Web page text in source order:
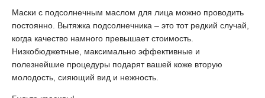
Маски с подсолнечным маслом для лица можно проводить
постоянно. Вытяжка подсолнечника – это тот редкий случай,
когда качество намного превышает стоимость.
Низкобюджетные, максимально эффективные и
полезнейшие процедуры подарят вашей коже вторую
молодость, сияющий вид и нежность.